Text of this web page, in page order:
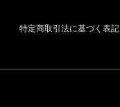
特定商取引法に基づく表記